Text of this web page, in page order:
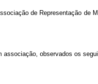
de Representação
associação, observados os